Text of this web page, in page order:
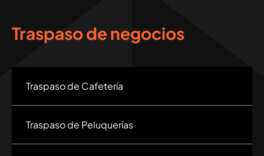
Traspaso de negocios
Traspaso de Cafetería
Traspaso de Peluquerías